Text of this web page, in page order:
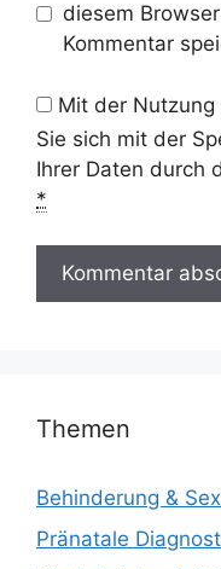
diesem
Kommentar
Mit der Nutzung
Sie sich mit der
Ihrer Daten durch
*
Themen
Behinderung &
Pränatale